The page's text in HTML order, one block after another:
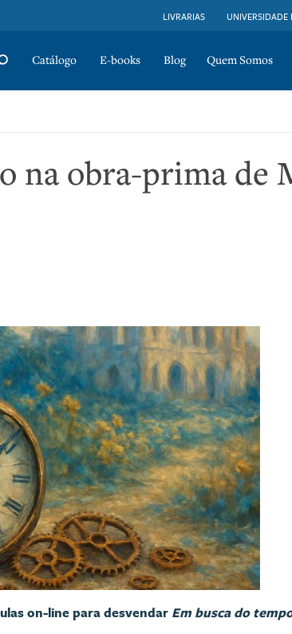
LIVRARIAS
Catálogo E-books Blog Quem Somos
na obra-prima de
on-line para desvendarEm busca do